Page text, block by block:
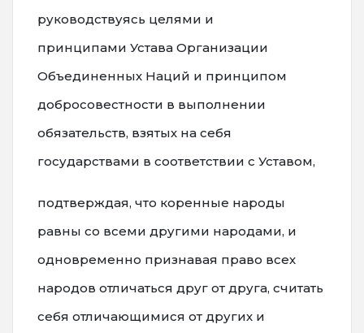
руководствуясь целями и
принципами Устава Организации
Объединенных Наций и принципом
добросовестности в выполнении
обязательств, взятых на себя
государствами в соответствии с Уставом,
подтверждая, что коренные народы
равны со всеми другими народами, и
одновременно признавая право всех
народов отличаться друг от друга, считать
себя отличающимися от других и